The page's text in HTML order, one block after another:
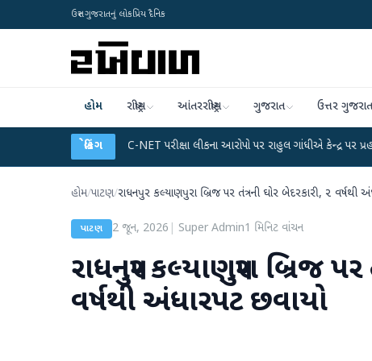
ઉત્તર ગુજરાતનું લોકપ્રિય દૈનિક
હોમ રાષ્ટ્રીય આંતરરાષ્ટ્રીય ગુજરાત ઉત્તર ગુજરાત
બ્રેકિંગ
UGC-NET પરીક્ષા લીકના આરોપો પર રાહુલ ગાંધીએ કેન્દ્ર પર પ્રહાર કર્યા ●
હોમ/પાટણ/રાધનપુર કલ્યાણપુરા બ્રિજ પર તંત્રની ઘોર બેદરકારી, ૨ વર્ષથી
પાટણ 2 જૂન, 2026 Super Admin1 મિનિટ વાંચન
રાધનપુર કલ્યાણપુરા બ્રિજ
વર્ષથી અંધારપટ છવાયો